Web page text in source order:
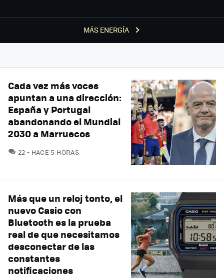
MÁS ENERGÍA
Cada vez más voces
apuntan a una dirección:
España y Portugal
abandonando el Mundial
2030 a Marruecos
22 COMENTARIOS
HACE 5 HORAS
Más que un reloj tonto, el
nuevo Casio con
Bluetooth es la prueba
real de que necesitamos
desconectar de las
constantes
notificaciones